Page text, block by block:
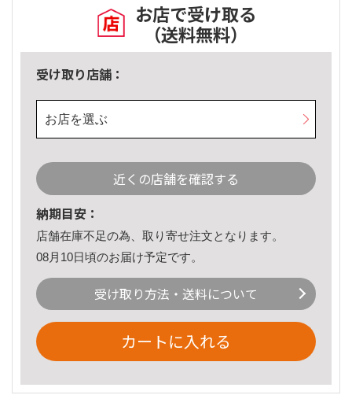
お店で受け取る
（送料無料）
受け取り店舗：
お店を選ぶ
近くの店舗を確認する
納期目安：
店舗在庫不足の為、取り寄せ注文となります。
08月10日頃のお届け予定です。
受け取り方法・送料について
カートに入れる